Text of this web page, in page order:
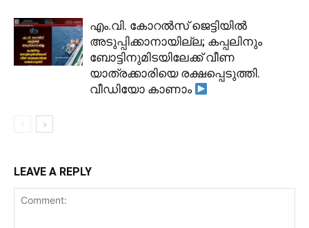
​എം.വി. കോറൽസ് ജെട്ടിയിൽ
അടുപ്പിക്കാനായില്ല; കപ്പലിനും
ബോട്ടിനുമിടയിലേക്ക് വീണ
യാത്രക്കാരിയെ രക്ഷപ്പെടുത്തി.
വീഡിയോ കാണാം
LEAVE A REPLY